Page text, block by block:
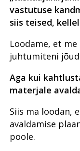
vastutuse
siis teised,
Loodame, et
juhtumiteni
Aga kui
materjale
Siis ma loodan,
avaldamise
poole.